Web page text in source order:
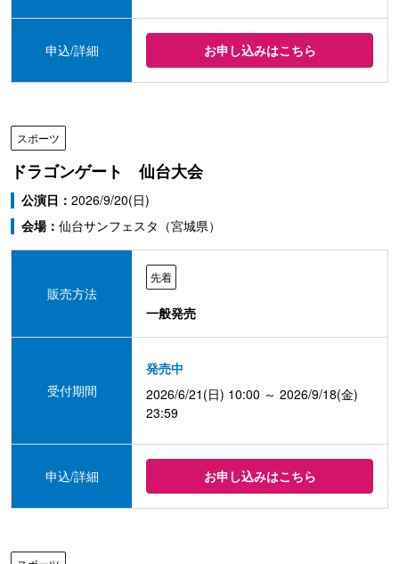
申込/詳細 お申し込みはこちら
スポーツ
ドラゴンゲート 仙台大会
公演日： 2026/9/20(日)
会場： 仙台サンフェスタ（宮城県）
販売方法
先着
一般発売
受付期間
発売中
2026/6/21(日) 10:00 ～ 2026/9/18(金)
23:59
申込/詳細 お申し込みはこちら